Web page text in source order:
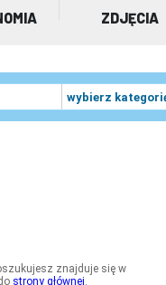
ZDJĘCIA
wybierz
znajduje się w
strony głównej.